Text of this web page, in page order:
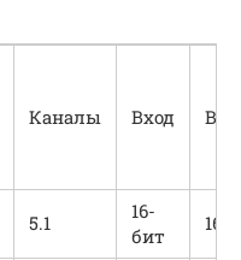
Каналы Вход
5.1
16-
бит
16-